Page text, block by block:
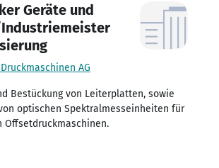
Geräte und
AG
Bestückung von Leiterplatten, sowie
optischen Spektralmesseinheiten für
Offsetdruckmaschinen.